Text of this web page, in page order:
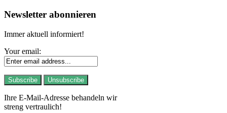
Newsletter abonnieren
Immer aktuell informiert!
Your email:
Ihre E-Mail-Adresse behandeln wir
streng vertraulich!